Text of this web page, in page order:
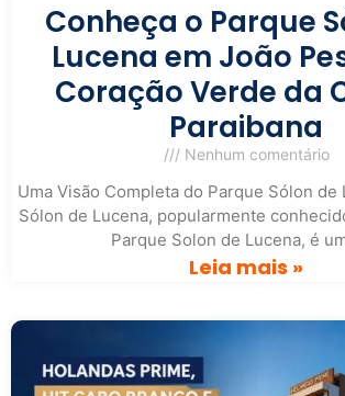
Conheça o Parque
Lucena em João
Coração Verde da
Paraibana
Nenhum comentário
Uma Visão Completa do Parque Sólon de
Sólon de Lucena, popularmente
Parque Solon de Lucena, é
Leia mais »